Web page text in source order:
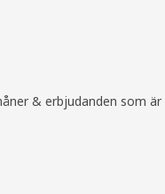
& erbjudanden som är